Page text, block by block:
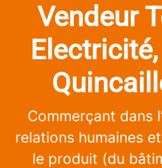
Vendeur
Commerçant dans
relations humaines
le produit (du